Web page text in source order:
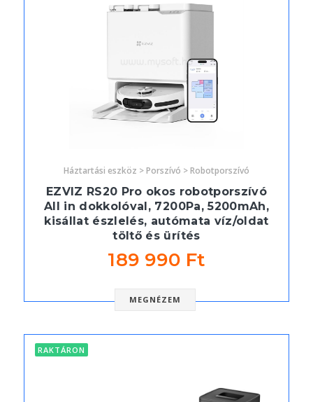
Háztartási eszköz > Porszívó > Robotporszívó
EZVIZ RS20 Pro okos robotporszívó
All in dokkolóval, 7200Pa, 5200mAh,
kisállat észlelés, autómata víz/oldat
töltő és ürítés
189 990 Ft
MEGNÉZEM
RAKTÁRON